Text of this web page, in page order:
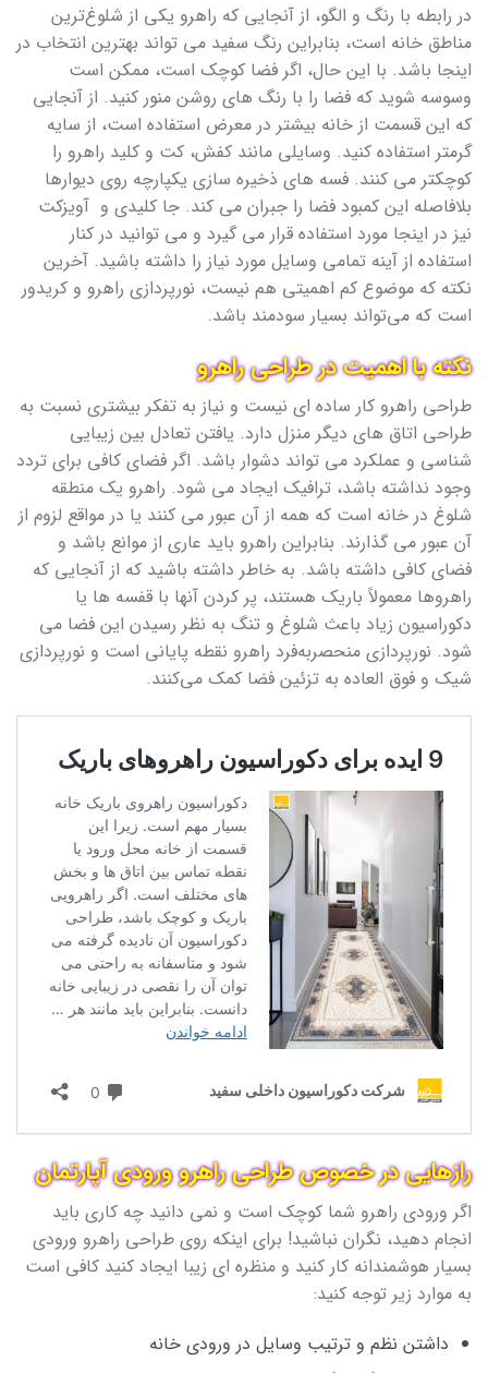
در رابطه با رنگ و الگو، از آنجایی که راهرو یکی از شلوغ‌ترین
مناطق خانه است، بنابراین رنگ سفید می تواند بهترین انتخاب در
اینجا باشد. با این حال، اگر فضا کوچک است، ممکن است
وسوسه شوید که فضا را با رنگ های روشن منور کنید. از آنجایی
که این قسمت از خانه بیشتر در معرض استفاده است، از سایه
گرمتر استفاده کنید. وسایلی مانند کفش، کت و کلید راهرو را
کوچکتر می کنند. فسه های ذخیره سازی یکپارچه روی دیوارها
بلافاصله این کمبود فضا را جبران می کند. جا کلیدی و آویزکت
نیز در اینجا مورد استفاده قرار می گیرد و می توانید در کنار
استفاده از آینه تمامی وسایل مورد نیاز را داشته باشید. آخرین
نکته که موضوع کم اهمیتی هم نیست، نورپردازی راهرو و کریدور
است که می‌تواند بسیار سودمند باشد.
نکته با اهمیت در طراحی راهرو
طراحی راهرو کار ساده ای نیست و نیاز به تفکر بیشتری نسبت به
طراحی اتاق های دیگر منزل دارد. یافتن تعادل بین زیبایی
شناسی و عملکرد می تواند دشوار باشد. اگر فضای کافی برای تردد
وجود نداشته باشد، ترافیک ایجاد می شود. راهرو یک منطقه
شلوغ در خانه است که همه از آن عبور می کنند یا در مواقع لزوم از
آن عبور می گذارند. بنابراین راهرو باید عاری از موانع باشد و
فضای کافی داشته باشد. به خاطر داشته باشید که از آنجایی که
راهروها معمولاً باریک هستند، پر کردن آنها با قفسه ها یا
دکوراسیون زیاد باعث شلوغ و تنگ به نظر رسیدن این فضا می
شود. نورپردازی منحصربه‌فرد راهرو نقطه پایانی است و نورپردازی
شیک و فوق العاده به تزئین فضا کمک می‌کنند.
رازهایی در خصوص طراحی راهرو ورودی آپارتمان
اگر ورودی راهرو شما کوچک است و نمی دانید چه کاری باید
انجام دهید، نگران نباشید! برای اینکه روی طراحی راهرو ورودی
بسیار هوشمندانه کار کنید و منظره ای زیبا ایجاد کنید کافی است
به موارد زیر توجه کنید:
داشتن نظم و ترتیب وسایل در ورودی خانه